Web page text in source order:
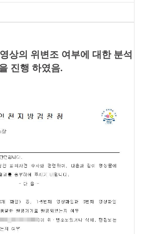
상의 위변조 여부에 대한분석
진행 하였음.